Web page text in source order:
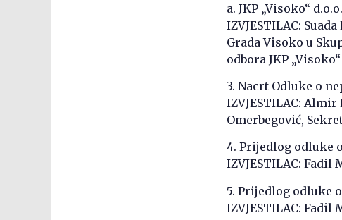
a. JKP „Visoko“
IZVJESTILAC:
Grada Visoko u
odbora JKP
3. Nacrt Odluke o
IZVJESTILAC:
Omerbegović,
4. Prijedlog odluke
IZVJESTILAC:
5. Prijedlog odluke
IZVJESTILAC: